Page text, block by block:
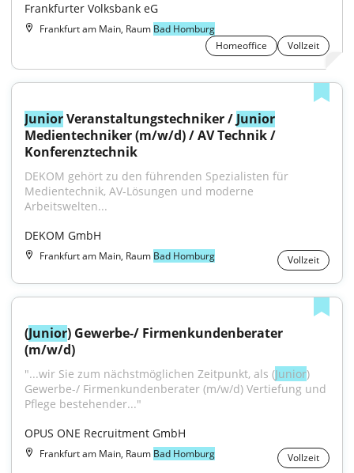
Frankfurter Volksbank eG
Frankfurt am Main, Raum Bad Homburg
Homeoffice
Vollzeit
Junior Veranstaltungstechniker / Junior
Medientechniker (m/w/d) / AV Technik /
Konferenztechnik
DEKOM gehört zu den führenden Spezialisten für
Medientechnik, AV-Lösungen und moderne
Arbeitswelten...
DEKOM GmbH
Frankfurt am Main, Raum Bad Homburg Vollzeit
(Junior) Gewerbe-/ Firmenkundenberater
(m/w/d)
"...wir Sie zum nächstmöglichen Zeitpunkt, als (Junior)
Gewerbe-/ Firmenkundenberater (m/w/d) Vertiefung und
Pflege bestehender..."
OPUS ONE Recruitment GmbH
Frankfurt am Main, Raum Bad Homburg Vollzeit